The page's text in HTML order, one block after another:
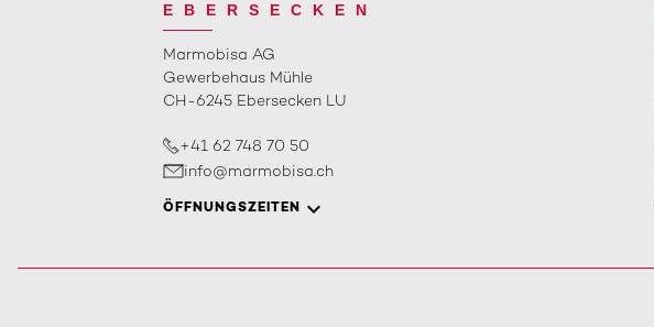
EBERSECKEN
Marmobisa AG
Gewerbehaus Mühle
CH-6245 Ebersecken LU
+41 62 748 70 50
info@marmobisa.ch
ÖFFNUNGSZEITEN